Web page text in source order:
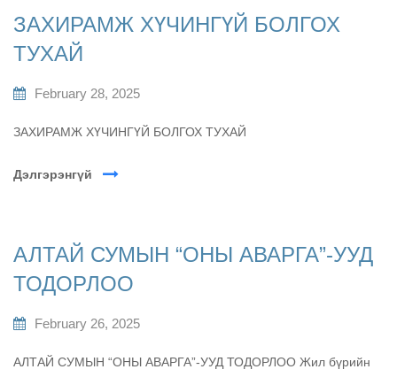
ЗАХИРАМЖ ХҮЧИНГҮЙ БОЛГОХ
ТУХАЙ
February 28, 2025
ЗАХИРАМЖ ХҮЧИНГҮЙ БОЛГОХ ТУХАЙ
Дэлгэрэнгүй
АЛТАЙ СУМЫН “ОНЫ АВАРГА”-УУД
ТОДОРЛОО
February 26, 2025
АЛТАЙ СУМЫН “ОНЫ АВАРГА”-УУД ТОДОРЛОО Жил бүрийн